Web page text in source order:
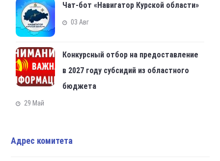
Чат-бот «Навигатор Курской области»
03 Авг
Конкурсный отбор на предоставление
в 2027 году субсидий из областного
бюджета
29 Май
Адрес комитета